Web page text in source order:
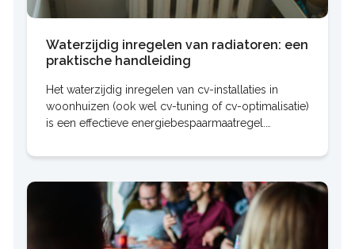
Waterzijdig inregelen van radiatoren: een
praktische handleiding
Het waterzijdig inregelen van cv-installaties in
woonhuizen (ook wel cv-tuning of cv-optimalisatie)
is een effectieve energiebespaarmaatregel.